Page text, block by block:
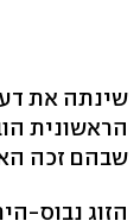
שינתה את
הראשונית
שבהם זכה
הזוג נבוס-